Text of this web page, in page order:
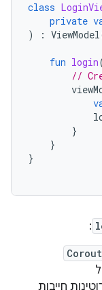
class
private
)
: ViewModel
fun login
//
}
}
}
:
חייבות